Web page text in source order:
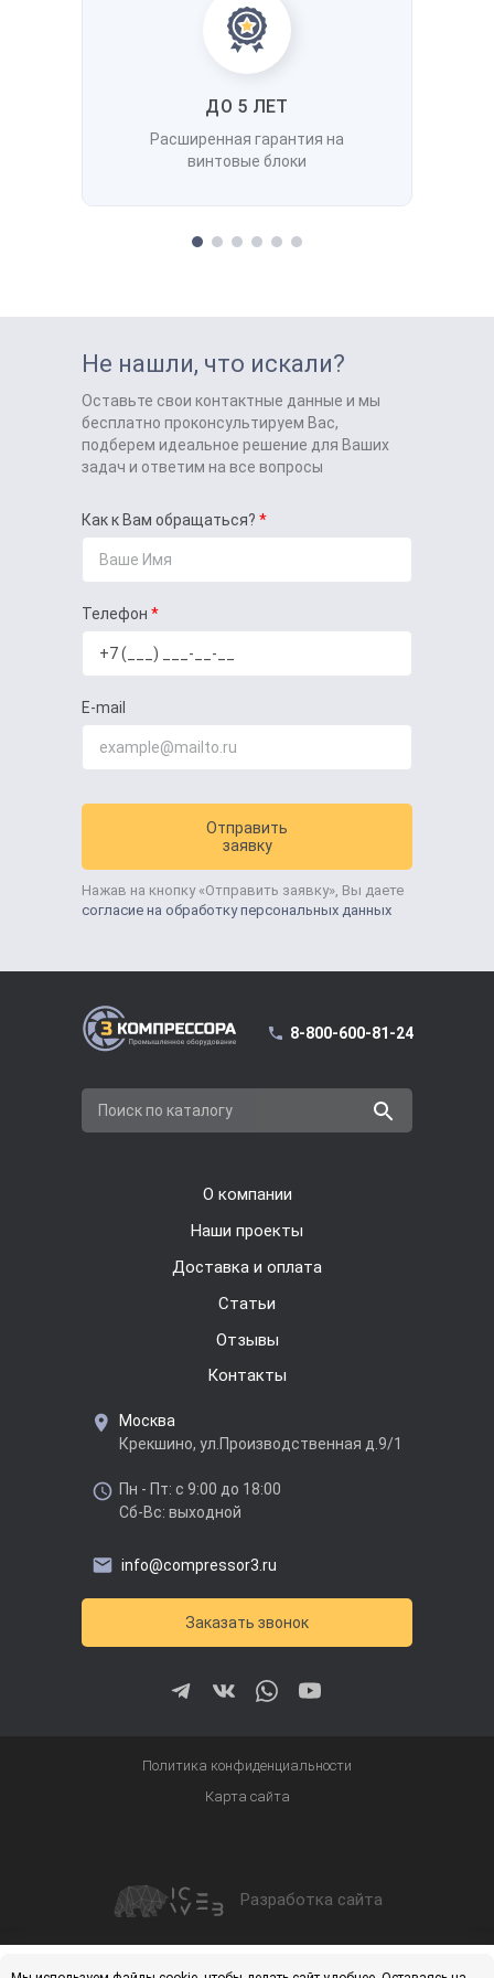
ДО 5 ЛЕТ
Расширенная гарантия на
винтовые блоки
Не нашли, что искали?
Оставьте свои контактные данные и мы
бесплатно проконсультируем Вас,
подберем идеальное решение для Ваших
задач и ответим на все вопросы
Как к Вам обращаться?
Телефон
E-mail
Отправить
заявку
Нажав на кнопку «Отправить заявку», Вы даете
согласие на обработку персональных данных
8-800-600-81-24
Поиск по каталогу
О компании
Наши проекты
Доставка и оплата
Cтатьи
Отзывы
Контакты
Москва
Крекшино, ул.Производственная д.9/1
Пн - Пт: с 9:00 до 18:00
Сб-Вс: выходной
info@compressor3.ru
Заказать звонок
Политика конфиденциальности
Карта сайта
Разработка сайта